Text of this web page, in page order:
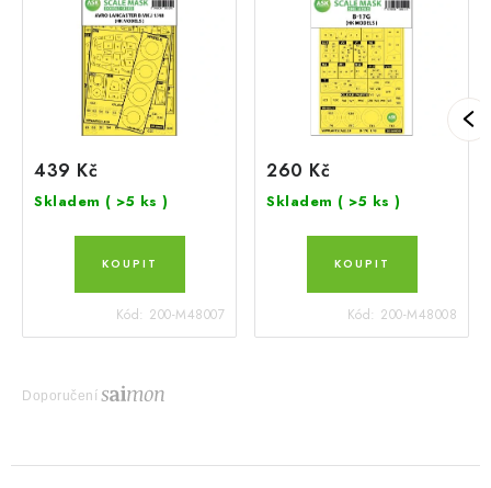
439 Kč
Skladem ( >5 ks )
Kód: 200-M48007
260 Kč
Skladem ( >5 ks )
Kód: 200-M48008
Doporučení